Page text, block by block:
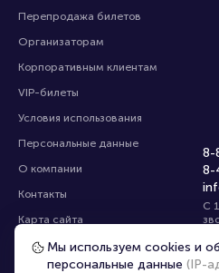
Перепродажа билетов
Организаторам
Корпоративным клиентам
VIP-билеты
Условия использования
Персональные данные
О компании
Контакты
Карта сайта
Управление cookies
8-
8-
С
Мы используем cookies и
персональные данные (IP-